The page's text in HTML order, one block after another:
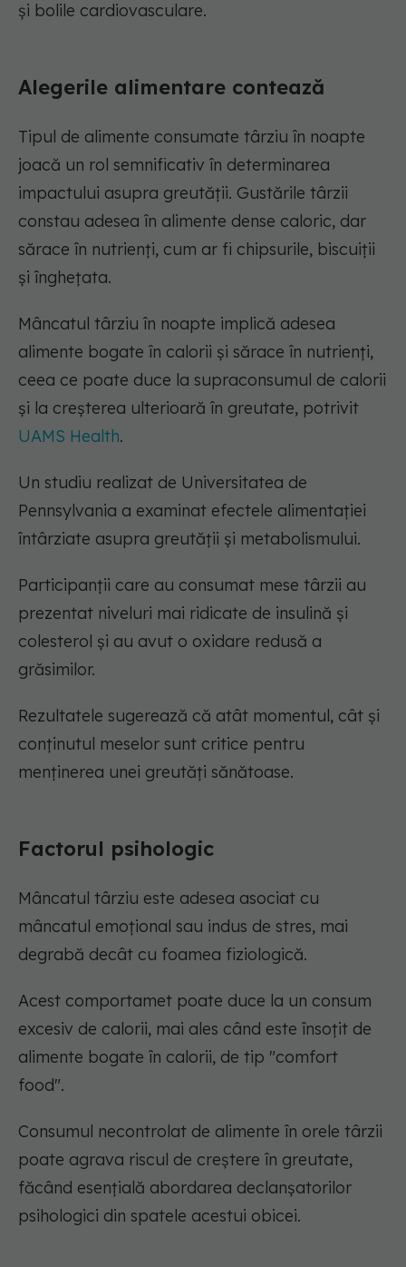
și bolile cardiovasculare.
Alegerile alimentare contează
Tipul de alimente consumate târziu în noapte
joacă un rol semnificativ în determinarea
impactului asupra greutății. Gustările târzii
constau adesea în alimente dense caloric, dar
sărace în nutrienți, cum ar fi chipsurile, biscuiții
și înghețata.
Mâncatul târziu în noapte implică adesea
alimente bogate în calorii și sărace în nutrienți,
ceea ce poate duce la supraconsumul de calorii
și la creșterea ulterioară în greutate, potrivit
UAMS Health.
Un studiu realizat de Universitatea de
Pennsylvania a examinat efectele alimentației
întârziate asupra greutății și metabolismului.
Participanții care au consumat mese târzii au
prezentat niveluri mai ridicate de insulină și
colesterol și au avut o oxidare redusă a
grăsimilor.
Rezultatele sugerează că atât momentul, cât și
conținutul meselor sunt critice pentru
menținerea unei greutăți sănătoase.
Factorul psihologic
Mâncatul târziu este adesea asociat cu
mâncatul emoțional sau indus de stres, mai
degrabă decât cu foamea fiziologică.
Acest comportamet poate duce la un consum
excesiv de calorii, mai ales când este însoțit de
alimente bogate în calorii, de tip "comfort
food".
Consumul necontrolat de alimente în orele târzii
poate agrava riscul de creștere în greutate,
făcând esențială abordarea declanșatorilor
psihologici din spatele acestui obicei.